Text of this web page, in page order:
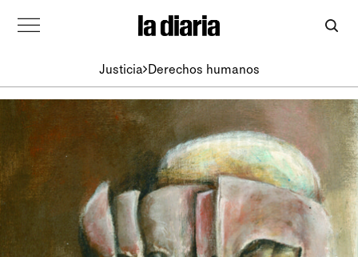
Justicia Derechos humanos